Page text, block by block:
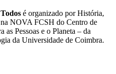
é organizado por História,
NOVA FCSH do Centro de
Pessoas e o Planeta – da
da Universidade de Coimbra.